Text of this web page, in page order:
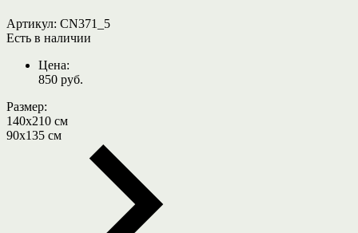
Артикул: CN371_5
Есть в наличии
Цена:
850 руб.
Размер:
140х210 см
90х135 см